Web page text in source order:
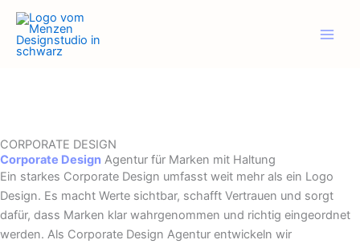
Zum
Inhalt
springen
CORPORATE DESIGN
Corporate Design Agentur für Marken mit Haltung
Ein starkes Corporate Design umfasst weit mehr als ein Logo
Design. Es macht Werte sichtbar, schafft Vertrauen und sorgt
dafür, dass Marken klar wahrgenommen und richtig eingeordnet
werden. Als Corporate Design Agentur entwickeln wir